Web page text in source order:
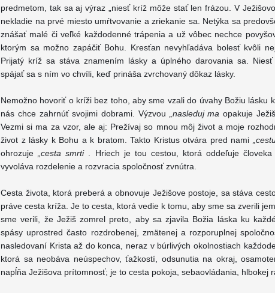
predmetom, tak sa aj výraz „niesť kríž môže stať len frázou. V
nekladie na prvé miesto umŕtvovanie a zriekanie sa. Netýka sa
znášať malé či veľké každodenné trápenia a už vôbec nechce
ktorým sa možno zapáčiť Bohu. Kresťan nevyhľadáva bolesť kvôli
Prijatý kríž sa stáva znamením lásky a úplného darovania sa.
spájať sa s ním vo chvíli, keď prináša zvrchovaný dôkaz lásky.
Nemožno hovoriť o kríži bez toho, aby sme vzali do úvahy Božiu lásku
nás chce zahrnúť svojimi dobrami. Výzvou
„nasleduj ma opakuje
Vezmi si ma za vzor, ale aj: Prežívaj so mnou môj život a moje
život z lásky k Bohu a k bratom. Takto Kristus otvára pred nami
ohrozuje
„cesta smrti
. Hriech je tou cestou, ktorá oddeľuje
vyvoláva rozdelenie a rozvracia spoločnosť zvnútra.
Cesta života, ktorá preberá a obnovuje Ježišove postoje, sa stáva
práve cesta kríža. Je to cesta, ktorá vedie k tomu, aby sme sa zverili
sme verili, že Ježiš zomrel preto, aby sa zjavila Božia láska ku
spásy uprostred často rozdrobenej, zmätenej a rozporuplnej
nasledovaní Krista až do konca, neraz v búrlivých okolnostiach
ktorá sa neobáva neúspechov, ťažkostí, odsunutia na okraj,
napĺňa Ježišova prítomnosť; je to cesta pokoja, sebaovládania, hlbokej